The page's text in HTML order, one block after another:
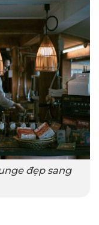
đẹp sang